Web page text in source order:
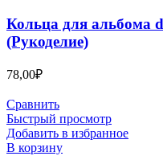
Кольца для альбома
(Рукоделие)
78,00₽
Сравнить
Быстрый просмотр
Добавить в избранное
В корзину